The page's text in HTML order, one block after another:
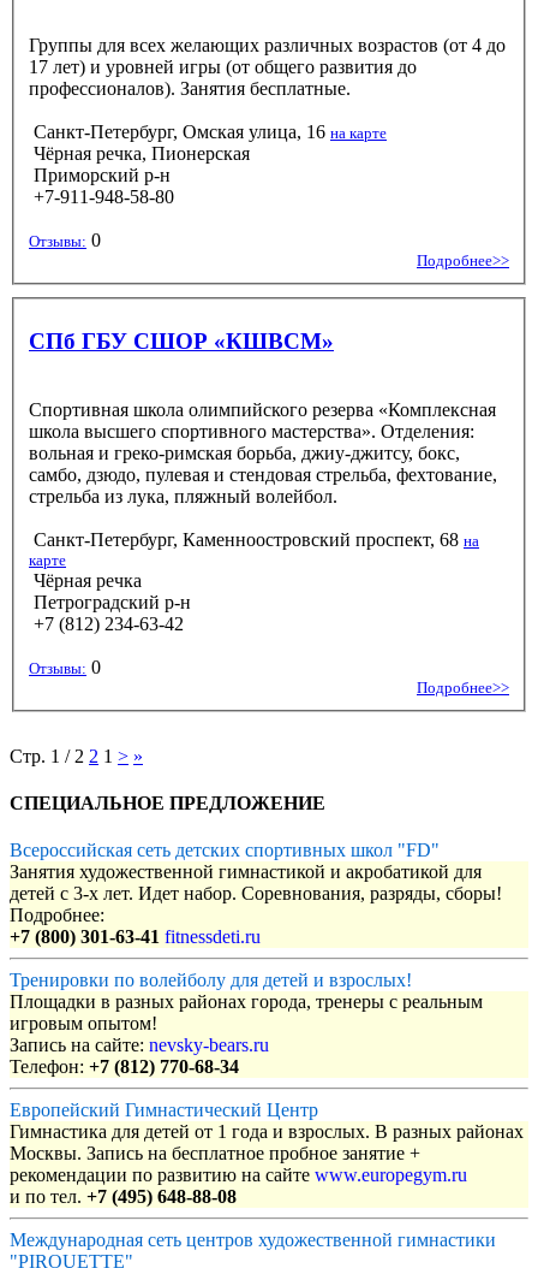
Группы для всех желающих различных возрастов (от 4 до
17 лет) и уровней игры (от общего развития до
профессионалов). Занятия бесплатные.
Санкт-Петербург, Омская улица, 16 на карте
Чёрная речка, Пионерская
Приморский р-н
+7-911-948-58-80
Отзывы: 0
Подробнее>>
СПб ГБУ СШОР «КШВСМ»
Спортивная школа олимпийского резерва «Комплексная
школа высшего спортивного мастерства». Отделения:
вольная и греко-римская борьба, джиу-джитсу, бокс,
самбо, дзюдо, пулевая и стендовая стрельба, фехтование,
стрельба из лука, пляжный волейбол.
Санкт-Петербург, Каменноостровский проспект, 68 на
карте
Чёрная речка
Петроградский р-н
+7 (812) 234-63-42
Отзывы: 0
Подробнее>>
Стр. 1 / 2 2 1 > »
СПЕЦИАЛЬНОЕ ПРЕДЛОЖЕНИЕ
Всероссийская сеть детских спортивных школ "FD"
Занятия художественной гимнастикой и акробатикой для
детей с 3-х лет. Идет набор. Соревнования, разряды, сборы!
Подробнее:
+7 (800) 301-63-41 fitnessdeti.ru
Тренировки по волейболу для детей и взрослых!
Площадки в разных районах города, тренеры с реальным
игровым опытом!
Запись на сайте: nevsky-bears.ru
Телефон: +7 (812) 770-68-34
Европейский Гимнастический Центр
Гимнастика для детей от 1 года и взрослых. В разных районах
Москвы. Запись на бесплатное пробное занятие +
рекомендации по развитию на сайте www.europegym.ru
и по тел. +7 (495) 648-88-08
Международная сеть центров художественной гимнастики
"PIROUETTE"